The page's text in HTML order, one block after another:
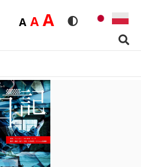
Rozmiar
ADomyślna
AŚrednia
ADużaWersja